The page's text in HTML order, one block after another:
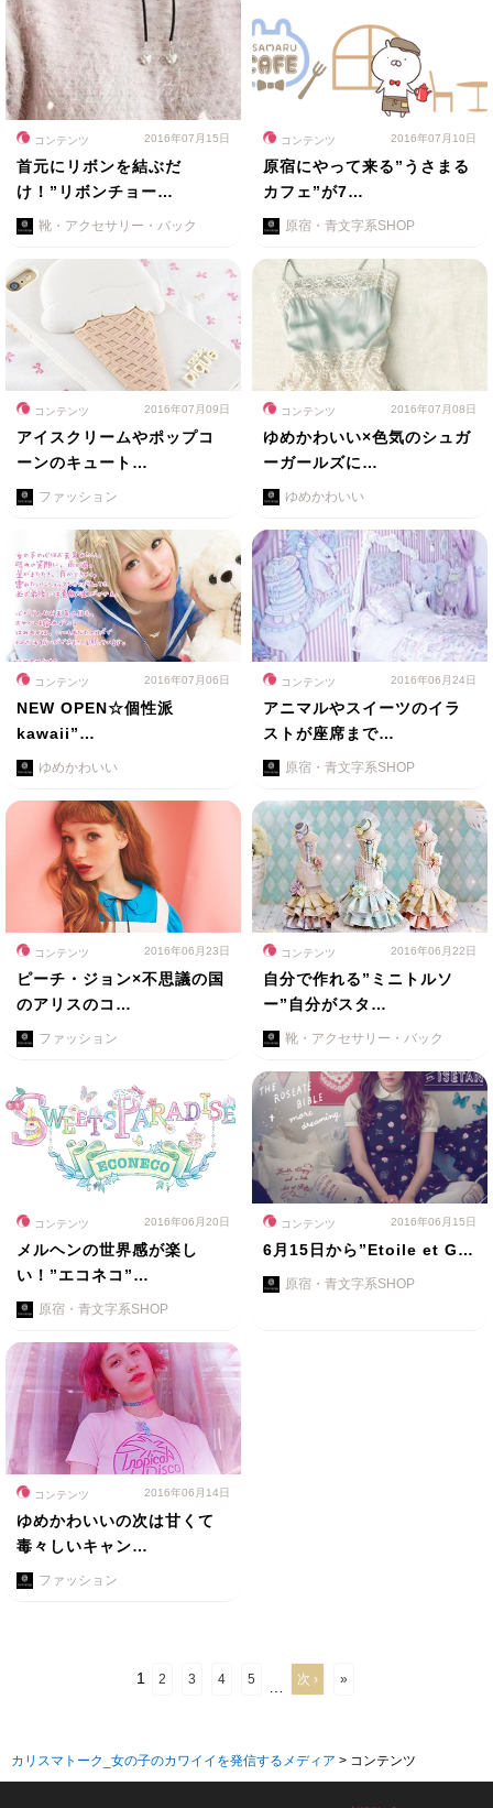
コンテンツ 2016年07月15日
首元にリボンを結ぶだ
け！”リボンチョー…
靴・アクセサリー・バック
コンテンツ 2016年07月10日
原宿にやって来る”うさまる
カフェ”が7…
原宿・青文字系SHOP
コンテンツ 2016年07月09日
アイスクリームやポップコ
ーンのキュート…
ファッション
コンテンツ 2016年07月08日
ゆめかわいい×色気のシュガ
ーガールズに…
ゆめかわいい
コンテンツ 2016年07月06日
NEW OPEN☆個性派
kawaii”…
ゆめかわいい
コンテンツ 2016年06月24日
アニマルやスイーツのイラ
ストが座席まで…
原宿・青文字系SHOP
コンテンツ 2016年06月23日
ピーチ・ジョン×不思議の国
のアリスのコ…
ファッション
コンテンツ 2016年06月22日
自分で作れる”ミニトルソ
ー”自分がスタ…
靴・アクセサリー・バック
コンテンツ 2016年06月20日
メルヘンの世界感が楽し
い！”エコネコ”…
原宿・青文字系SHOP
コンテンツ 2016年06月15日
6月15日から”Etoile et G…
原宿・青文字系SHOP
コンテンツ 2016年06月14日
ゆめかわいいの次は甘くて
毒々しいキャン…
ファッション
1 2 3 4 5 次 › »
カリスマトーク_女の子のカワイイを発信するメディア > コンテンツ